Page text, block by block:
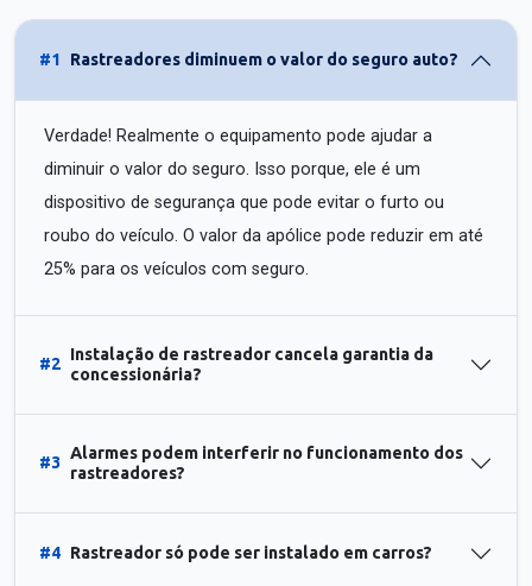
#1 Rastreadores diminuem o valor do seguro auto?
Verdade! Realmente o equipamento pode ajudar a
diminuir o valor do seguro. Isso porque, ele é um
dispositivo de segurança que pode evitar o furto ou
roubo do veículo. O valor da apólice pode reduzir em até
25% para os veículos com seguro.
#2
Instalação de rastreador cancela garantia da
concessionária?
#3
Alarmes podem interferir no funcionamento dos
rastreadores?
#4 Rastreador só pode ser instalado em carros?